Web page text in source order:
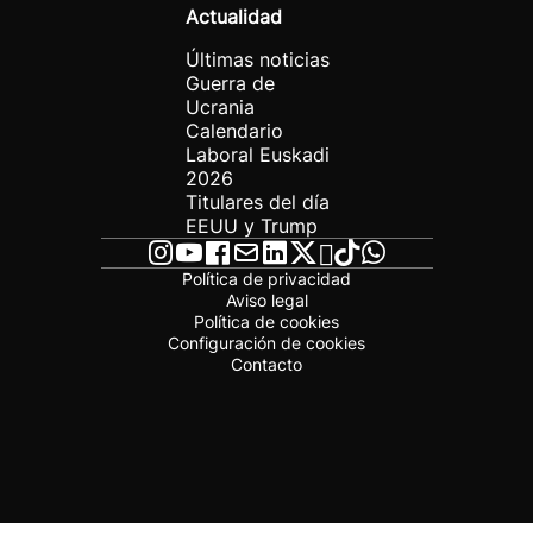
Actualidad
Últimas noticias
Guerra de
Ucrania
Calendario
Laboral Euskadi
2026
Titulares del día
EEUU y Trump
Política de privacidad
Aviso legal
Política de cookies
Configuración de cookies
Contacto